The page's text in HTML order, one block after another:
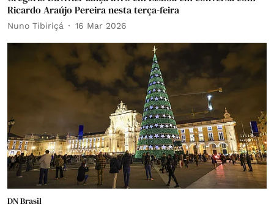
Ricardo Araújo Pereira nesta terça-feira
Nuno Tibiriçá 16 Mar 2026
DN Brasil